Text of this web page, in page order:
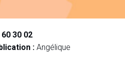
30 02
: Angélique